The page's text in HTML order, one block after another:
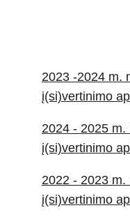
2023 -2024 m.
į(si)vertinimo
2022 - 2023
į(si)vertinimo
2024 - 2025
į(si)vertinimo